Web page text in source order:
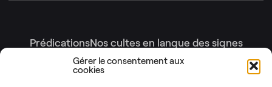
Gérer le consentement aux
cookies
PrédicationsNos cultes en langue des signes
Nos cultes en intégralité